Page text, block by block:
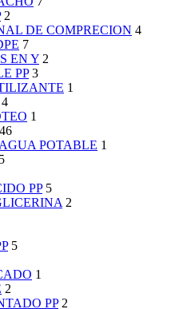
2
DE COMPRECION 4
7
EN Y 2
PP 3
1
4
1
46
POTABLE 1
5
PP 5
2
5
1
2
PP 2